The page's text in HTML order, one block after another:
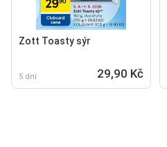
Zott Toasty sýr
5 dní 29,90 Kč